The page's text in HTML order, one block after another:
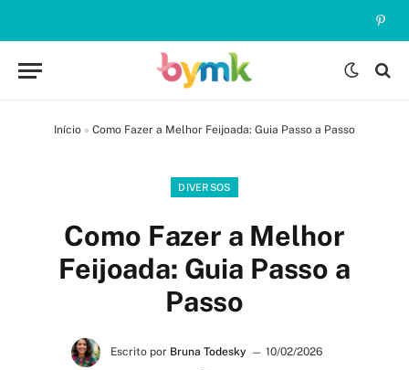
Início » Como Fazer a Melhor Feijoada: Guia Passo a Passo
DIVERSOS
Como Fazer a Melhor
Feijoada: Guia Passo a
Passo
Escrito por Bruna Todesky
10/02/2026